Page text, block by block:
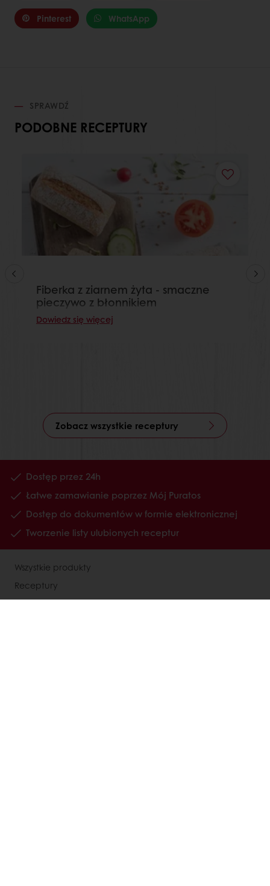
Pinterest WhatsApp
SPRAWDŹ
PODOBNE RECEPTURY
Fiberka z ziarnem żyta - smaczne
pieczywo z błonnikiem
Dowiedz się więcej
Zobacz wszystkie receptury
Dostęp przez 24h
Łatwe zamawianie poprzez Mój Puratos
Dostęp do dokumentów w formie elektronicznej
Tworzenie listy ulubionych receptur
Wszystkie produkty
Receptury
Usługi